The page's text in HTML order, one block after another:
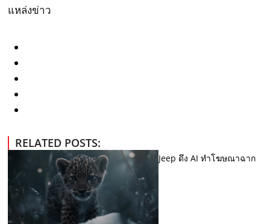
แหล่งข่าว
RELATED POSTS:
Jeep ดึง AI ทำโฆษณาฉาก